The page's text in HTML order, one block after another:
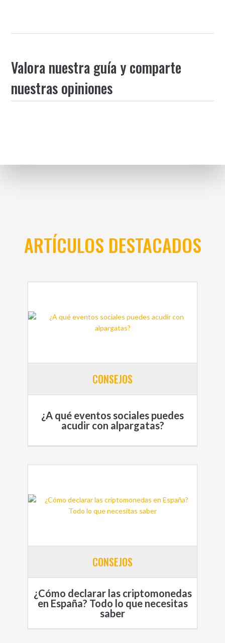
Valora nuestra guía y comparte
nuestras opiniones
ARTÍCULOS DESTACADOS
CONSEJOS
¿A qué eventos sociales puedes
acudir con alpargatas?
CONSEJOS
¿Cómo declarar las criptomonedas
en España? Todo lo que necesitas
saber